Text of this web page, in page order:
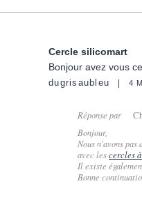
Cercle silicomart
Bonjour avez vous
dugrisaubleu 4
Réponse par
Bonjour,
Nous n'avons
avec lescercles
Il existe
Bonne